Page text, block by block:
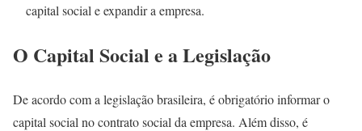
capital social e expandir a empresa.
O Capital Social e a Legislação
De acordo com a legislação brasileira, é obrigatório informar o
capital social no contrato social da empresa. Além disso, é